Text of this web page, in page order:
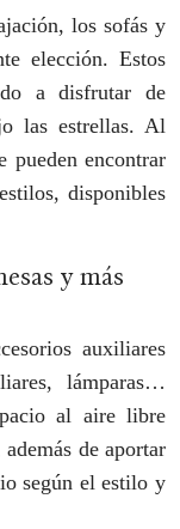
los sofás y
elección. Estos
a disfrutar de
las estrellas. Al
pueden encontrar
disponibles
y más
auxiliares
lámparas…
al aire libre
de aportar
según el estilo y